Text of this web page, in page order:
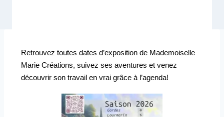
Retrouvez toutes dates d’exposition de Mademoiselle
Marie Créations, suivez ses aventures et venez
découvrir son travail en vrai grâce à l’agenda!